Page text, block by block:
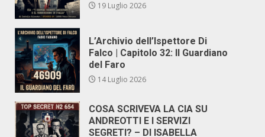
19 Luglio 2026
L’Archivio dell’Ispettore Di
Falco | Capitolo 32: Il Guardiano
del Faro
14 Luglio 2026
COSA SCRIVEVA LA CIA SU
ANDREOTTI E I SERVIZI
SEGRETI? – DI ISABELLA